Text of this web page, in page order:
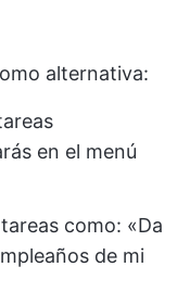
alternativa:
en el menú
como: «Da
de mi